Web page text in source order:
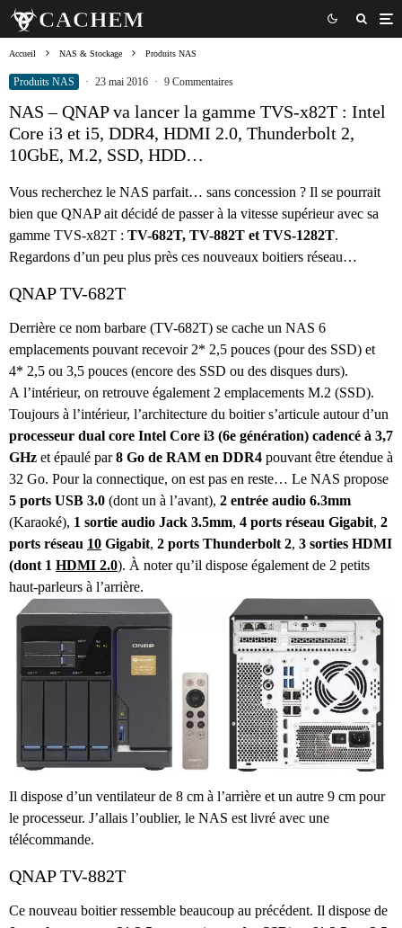
Accueil NAS & Stockage Produits NAS
Produits NAS · 23 mai 2016 · 9 Commentaires
NAS – QNAP va lancer la gamme TVS-x82T : Intel
Core i3 et i5, DDR4, HDMI 2.0, Thunderbolt 2,
10GbE, M.2, SSD, HDD…
Vous recherchez le NAS parfait… sans concession ? Il se pourrait
bien que QNAP ait décidé de passer à la vitesse supérieur avec sa
gamme TVS-x82T : TV-682T, TV-882T et TVS-1282T.
Regardons d’un peu plus près ces nouveaux boitiers réseau…
QNAP TV-682T
Derrière ce nom barbare (TV-682T) se cache un NAS 6
emplacements pouvant recevoir 2* 2,5 pouces (pour des SSD) et
4* 2,5 ou 3,5 pouces (encore des SSD ou des disques durs).
A l’intérieur, on retrouve également 2 emplacements M.2 (SSD).
Toujours à l’intérieur, l’architecture du boitier s’articule autour d’un
processeur dual core Intel Core i3 (6e génération) cadencé à 3,7
GHz et épaulé par8 Go de RAM en DDR4 pouvant être étendue à
32 Go. Pour la connectique, on est pas en reste… Le NAS propose
5 ports USB 3.0 (dont un à l’avant), 2 entrée audio 6.3mm
(Karaoké), 1 sortie audio Jack 3.5mm, 4 ports réseau Gigabit, 2
ports réseau 10 Gigabit, 2 ports Thunderbolt 2, 3 sorties HDMI
(dont 1 HDMI 2.0). À noter qu’il dispose également de 2 petits
haut-parleurs à l’arrière.
Il dispose d’un ventilateur de 8 cm à l’arrière et un autre 9 cm pour
le processeur. J’allais l’oublier, le NAS est livré avec une
télécommande.
QNAP TV-882T
Ce nouveau boitier ressemble beaucoup au précédent. Il dispose de